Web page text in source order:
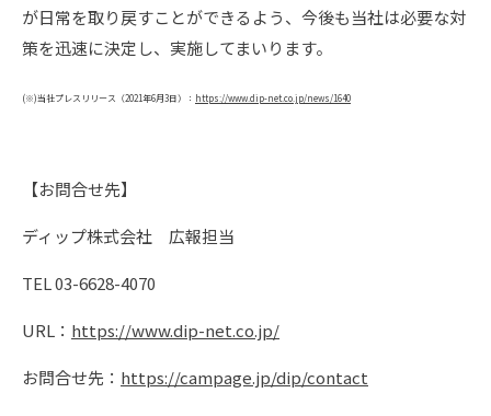
が日常を取り戻すことができるよう、今後も当社は必要な対
策を迅速に決定し、実施してまいります。
(※)当社プレスリリース（2021年6月3日）： https://www.dip-net.co.jp/news/1640
【お問合せ先】
ディップ株式会社 広報担当
TEL 03-6628-4070
URL： https://www.dip-net.co.jp/
お問合せ先： https://campage.jp/dip/contact